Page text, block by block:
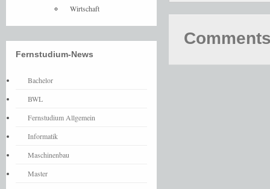
Wirtschaft
Fernstudium-News
Bachelor
BWL
Fernstudium Allgemein
Informatik
Maschinenbau
Master